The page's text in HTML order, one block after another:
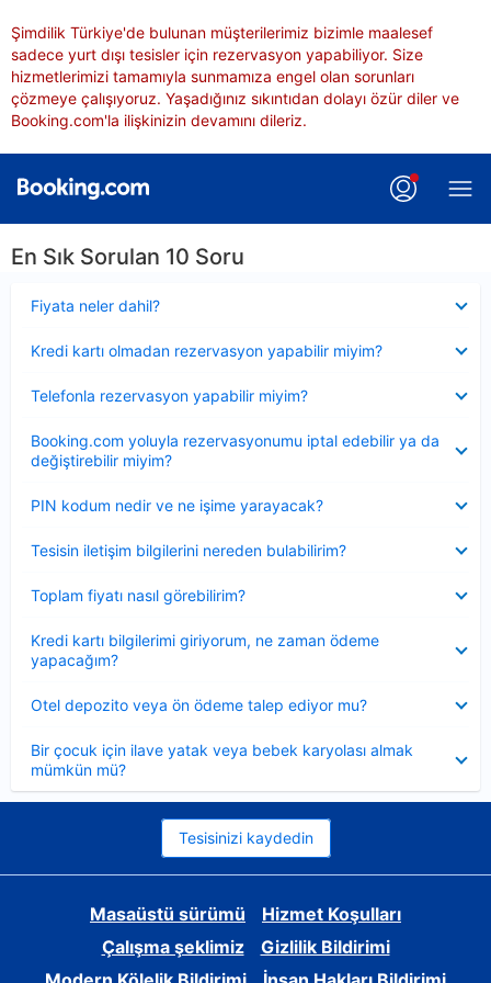
Şimdilik Türkiye'de bulunan müşterilerimiz bizimle maalesef
sadece yurt dışı tesisler için rezervasyon yapabiliyor. Size
hizmetlerimizi tamamıyla sunmamıza engel olan sorunları
çözmeye çalışıyoruz. Yaşadığınız sıkıntıdan dolayı özür diler ve
Booking.com'la ilişkinizin devamını dileriz.
En Sık Sorulan 10 Soru
Fiyata neler dahil?
Kredi kartı olmadan rezervasyon yapabilir miyim?
Telefonla rezervasyon yapabilir miyim?
Booking.com yoluyla rezervasyonumu iptal edebilir ya da
değiştirebilir miyim?
PIN kodum nedir ve ne işime yarayacak?
Tesisin iletişim bilgilerini nereden bulabilirim?
Toplam fiyatı nasıl görebilirim?
Kredi kartı bilgilerimi giriyorum, ne zaman ödeme
yapacağım?
Otel depozito veya ön ödeme talep ediyor mu?
Bir çocuk için ilave yatak veya bebek karyolası almak
mümkün mü?
Tesisinizi kaydedin
Masaüstü sürümü
Hizmet Koşulları
Çalışma şeklimiz
Gizlilik Bildirimi